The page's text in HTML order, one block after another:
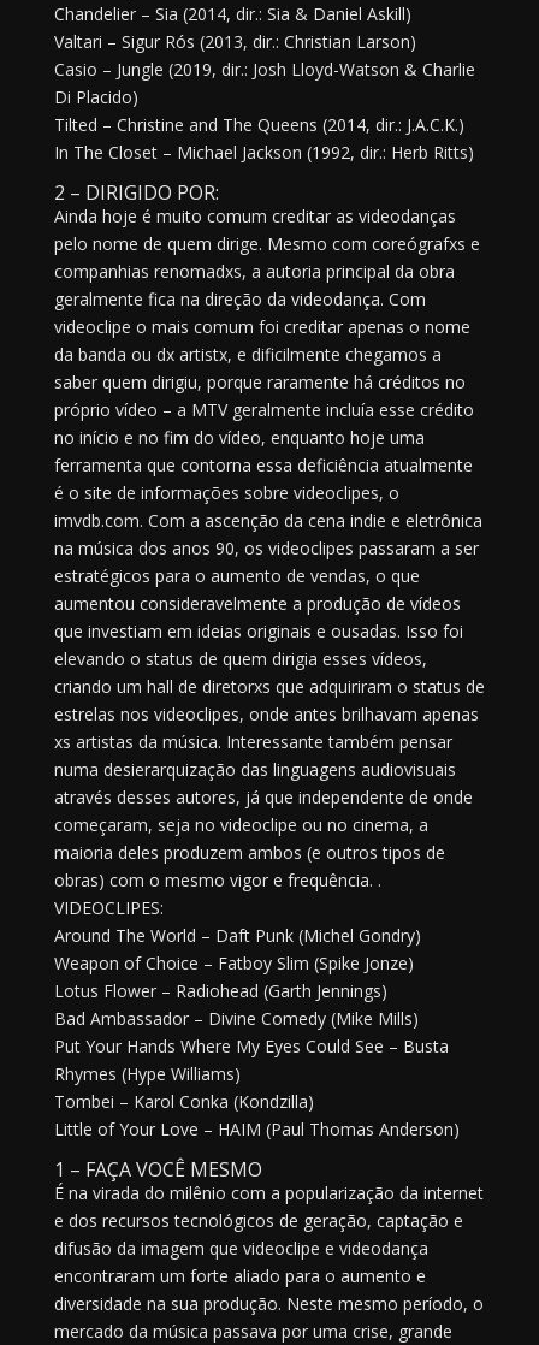
Chandelier – Sia (2014, dir.: Sia & Daniel Askill)
Valtari – Sigur Rós (2013, dir.: Christian Larson)
Casio – Jungle (2019, dir.: Josh Lloyd-Watson & Charlie
Di Placido)
Tilted – Christine and The Queens (2014, dir.: J.A.C.K.)
In The Closet – Michael Jackson (1992, dir.: Herb Ritts)
2 – DIRIGIDO POR:
Ainda hoje é muito comum creditar as videodanças
pelo nome de quem dirige. Mesmo com coreógrafxs e
companhias renomadxs, a autoria principal da obra
geralmente fica na direção da videodança. Com
videoclipe o mais comum foi creditar apenas o nome
da banda ou dx artistx, e dificilmente chegamos a
saber quem dirigiu, porque raramente há créditos no
próprio vídeo – a MTV geralmente incluía esse crédito
no início e no fim do vídeo, enquanto hoje uma
ferramenta que contorna essa deficiência atualmente
é o site de informações sobre videoclipes, o
imvdb.com. Com a ascenção da cena indie e eletrônica
na música dos anos 90, os videoclipes passaram a ser
estratégicos para o aumento de vendas, o que
aumentou consideravelmente a produção de vídeos
que investiam em ideias originais e ousadas. Isso foi
elevando o status de quem dirigia esses vídeos,
criando um hall de diretorxs que adquiriram o status de
estrelas nos videoclipes, onde antes brilhavam apenas
xs artistas da música. Interessante também pensar
numa desierarquização das linguagens audiovisuais
através desses autores, já que independente de onde
começaram, seja no videoclipe ou no cinema, a
maioria deles produzem ambos (e outros tipos de
obras) com o mesmo vigor e frequência. .
VIDEOCLIPES:
Around The World – Daft Punk (Michel Gondry)
Weapon of Choice – Fatboy Slim (Spike Jonze)
Lotus Flower – Radiohead (Garth Jennings)
Bad Ambassador – Divine Comedy (Mike Mills)
Put Your Hands Where My Eyes Could See – Busta
Rhymes (Hype Williams)
Tombei – Karol Conka (Kondzilla)
Little of Your Love – HAIM (Paul Thomas Anderson)
1 – FAÇA VOCÊ MESMO
É na virada do milênio com a popularização da internet
e dos recursos tecnológicos de geração, captação e
difusão da imagem que videoclipe e videodança
encontraram um forte aliado para o aumento e
diversidade na sua produção. Neste mesmo período, o
mercado da música passava por uma crise, grande